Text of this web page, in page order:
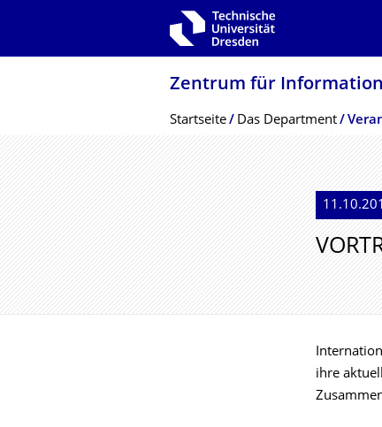
Zur Hauptnavigation springen
Zentrum für
Breadcrumb-Menü
Startseite Das Department
ihre